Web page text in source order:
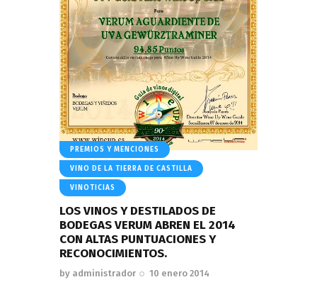
PREMIOS Y MENCIONES
VINO DE LA TIERRA DE CASTILLA
VINOTICIAS
LOS VINOS Y DESTILADOS DE
BODEGAS VERUM ABREN EL 2014
CON ALTAS PUNTUACIONES Y
RECONOCIMIENTOS.
by administrador 10 enero 2014